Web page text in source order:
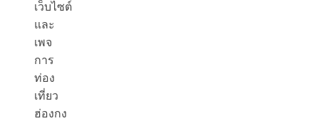
เว็บไซต์
และ
เพจ
การ
ท่อง
เที่ยว
ฮ่องกง